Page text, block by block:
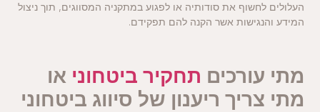
העלולים לחשוף את סודותיה או לפגוע במתקניה המסווגים, תוך ניצול
המידע והנגישות אשר הקנה להם תפקידם.
מתי עורכים תחקיר ביטחוני או
מתי צריך ריענון של סיווג ביטחוני